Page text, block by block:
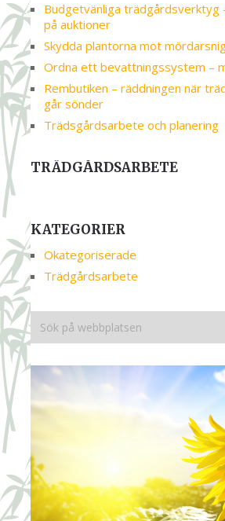
Budgetvänliga trädgårdsverktyg
på auktioner
Skydda plantorna mot
Ordna ett bevattningssystem –
Rembutiken – räddningen när
går sönder
Trädsgårdsarbete och planering
TRÄDGÅRDSARBETE
KATEGORIER
Okategoriserade
Trädgårdsarbete